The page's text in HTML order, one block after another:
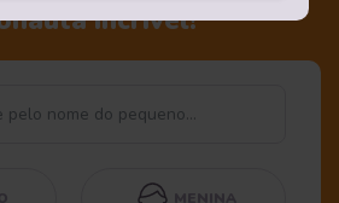
incrível!